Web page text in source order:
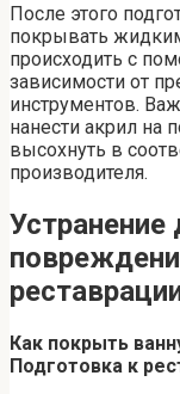
После этого
покрывать
происходить с
зависимости от
инструментов.
нанести акрил на
высохнуть в
производителя.
Устранение
Как покрыть
Подготовка к